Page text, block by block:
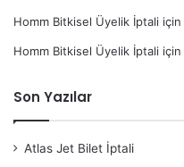
Homm Bitkisel Üyelik İptali için
Homm Bitkisel Üyelik İptali için
Son Yazılar
Atlas Jet Bilet İptali